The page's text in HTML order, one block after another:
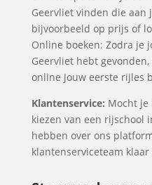
Geervliet vinden die aan
bijvoorbeeld op prijs of
Online boeken: Zodra je
Geervliet hebt
online jouw eerste rijles
Klantenservice: Mocht
kiezen van een rijschool
hebben over ons
klantenserviceteam